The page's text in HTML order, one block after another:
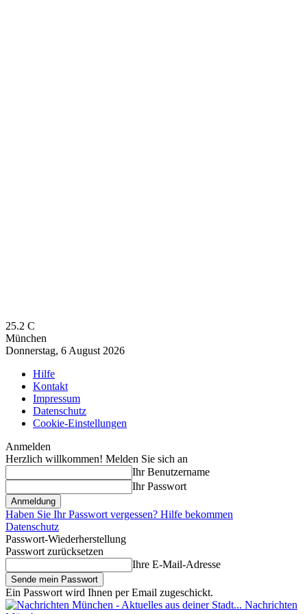
25.2 C
München
Donnerstag, 6 August 2026
Hilfe
Kontakt
Impressum
Datenschutz
Cookie-Einstellungen
Anmelden
Herzlich willkommen! Melden Sie sich an
Ihr Benutzername
Ihr Passwort
Haben Sie Ihr Passwort vergessen? Hilfe bekommen
Datenschutz
Passwort-Wiederherstellung
Passwort zurücksetzen
Ihre E-Mail-Adresse
Ein Passwort wird Ihnen per Email zugeschickt.
Nachrichten